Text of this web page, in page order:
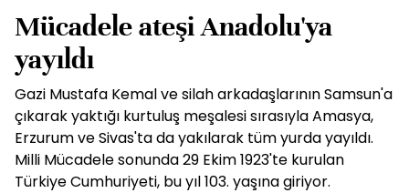
Mücadele ateşi Anadolu'ya
yayıldı
Gazi Mustafa Kemal ve silah arkadaşlarının Samsun'a
çıkarak yaktığı kurtuluş meşalesi sırasıyla Amasya,
Erzurum ve Sivas'ta da yakılarak tüm yurda yayıldı.
Milli Mücadele sonunda 29 Ekim 1923'te kurulan
Türkiye Cumhuriyeti, bu yıl 103. yaşına giriyor.